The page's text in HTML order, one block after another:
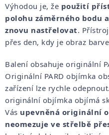
Výhodou je, že použití
polohu záměrného bodu
znovu nastřelovat.
přes den, kdy je obraz
Balení obsahuje originální
Originální PARD objímka
zařízení lze rychle
originální objímka objímá
Vás upevněná originální
neomezuje ve střelbě